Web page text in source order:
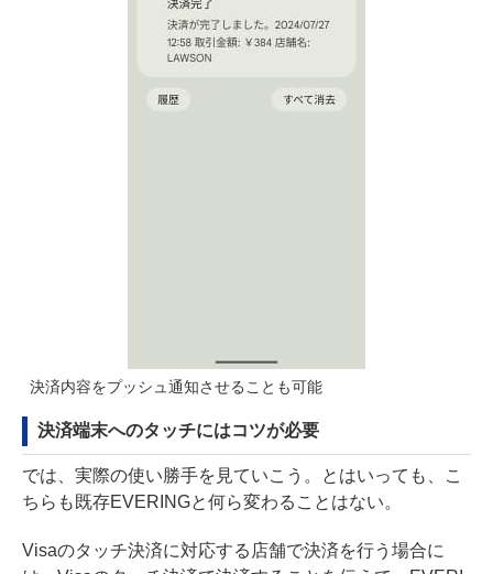
決済内容をプッシュ通知させることも可能
決済端末へのタッチにはコツが必要
では、実際の使い勝手を見ていこう。とはいっても、こ
ちらも既存EVERINGと何ら変わることはない。
Visaのタッチ決済に対応する店舗で決済を行う場合に